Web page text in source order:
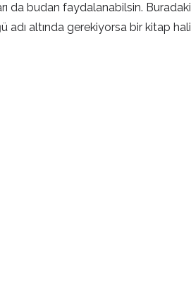
da budan faydalanabilsin.
adı altında gerekiyorsa bir kitap